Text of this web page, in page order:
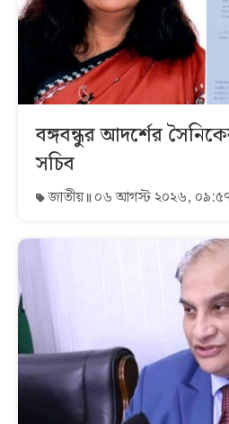
বঙ্গবন্ধুর আদর্শের
সচিব
জাতীয় ০৬ আগস্ট ২০২৬,